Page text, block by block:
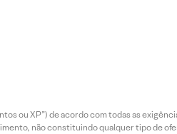
ou XP”) de acordo com todas as
não constituindo qualquer tipo de